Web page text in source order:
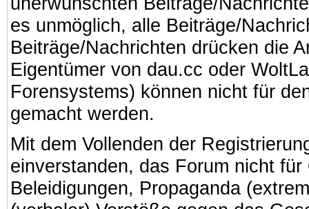
es unmöglich, alle Beiträge/
Beiträge/Nachrichten drücken die
Eigentümer von dau.cc oder
Forensystems) können nicht für
gemacht werden.
Mit dem Vollenden der
einverstanden, das Forum nicht
Beleidigungen, Propaganda